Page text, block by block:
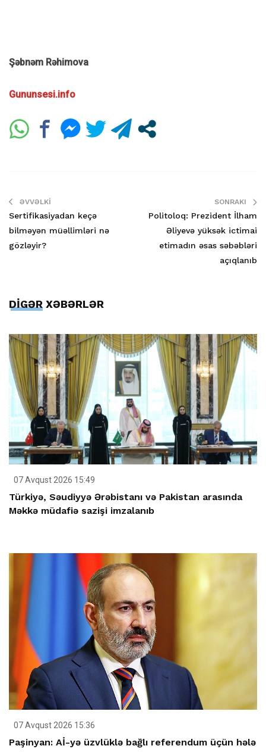
Şəbnəm Rəhimova
Gununsesi.info
ƏVVƏLKI
Sertifikasiyadan keçə
bilməyən müəllimləri nə
gözləyir?
SONRAKI
Politoloq: Prezident İlham
Əliyevə yüksək ictimai
etimadın əsas səbəbləri
açıqlanıb
DİGƏR XƏBƏRLƏR
07 Avqust 2026 15:49
Türkiyə, Səudiyyə Ərəbistanı və Pakistan arasında
Məkkə müdafiə sazişi imzalanıb
07 Avqust 2026 15:36
Paşinyan: Aİ-yə üzvlüklə bağlı referendum üçün hələ